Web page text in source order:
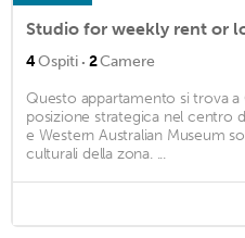
Studio for weekly rent or
4Ospiti · 2Camere
Questo appartamento si trova a
posizione strategica nel centro
e Western Australian Museum
culturali della zona. ...